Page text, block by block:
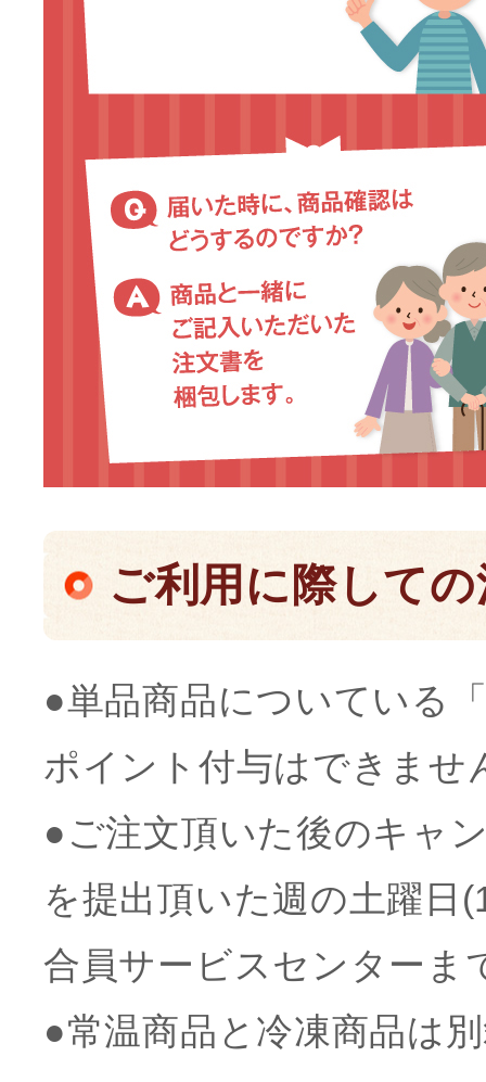
ご利用に際して
●単品商品についている
ポイント付与はできませ
●ご注文頂いた後のキャ
を提出頂いた週の土躍日
合員サービスセンターま
●常温商品と冷凍商品は